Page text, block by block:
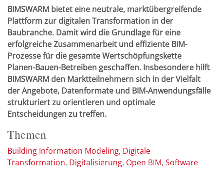
BIMSWARM bietet eine neutrale, marktübergreifende
Plattform zur digitalen Transformation in der
Baubranche. Damit wird die Grundlage für eine
erfolgreiche Zusammenarbeit und effiziente BIM-
Prozesse für die gesamte Wertschöpfungskette
Planen-Bauen-Betreiben geschaffen. Insbesondere hilft
BIMSWARM den Marktteilnehmern sich in der Vielfalt
der Angebote, Datenformate und BIM-Anwendungsfälle
strukturiert zu orientieren und optimale
Entscheidungen zu treffen.
Themen
Building Information Modeling Digitale
Transformation Digitalisierung Open BIM Software